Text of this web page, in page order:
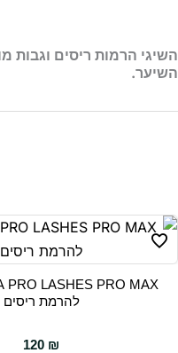
השיגי הרמות ריסים וגבות
השיער.
להרמת ריסים
120 ₪